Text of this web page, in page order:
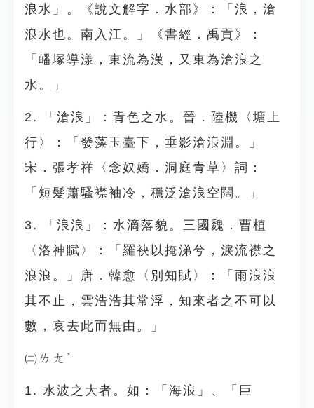
浪水」。《說文解字．水部》：「浪，滄
浪水也。南入江。」《書經．禹貢》：
「嶓塚導漾，東流為漢，又東為滄浪之
水。」
2. 「滄浪」：青色之水。晉．陸機〈塘上
行〉：「發藻玉臺下，垂影滄浪淵。」
宋．張孝祥〈念奴嬌．洞庭青草〉詞：
「短髮蕭騷襟袖冷，穩泛滄浪空闊。」
3. 「浪浪」：水滴落貌。三國魏．曹植
〈洛神賦〉：「羅袂以掩涕兮，淚流襟之
浪浪。」唐．韓愈〈別知賦〉：「雨浪浪
其不止，雲浩浩其常浮，知來者之不可以
數，哀去此而無由。」
㈡ㄌㄤˋ
1. 水波之大者。如：「海浪」、「巨